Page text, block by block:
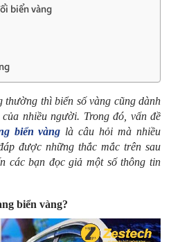
biển vàng
thường thì biển số vàng cũng dành
nhiều người. Trong đó, vấn đề
biển vàng là câu hỏi mà nhiều
được những thắc mắc trên sau
các bạn đọc giả một số thông tin
biển vàng?